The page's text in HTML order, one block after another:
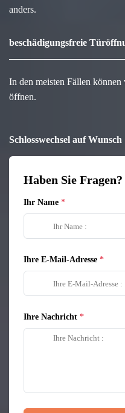
anders.
beschädigungsfreie
In den meisten Fällen können
öffnen.
Schlosswechsel auf Wunsch
Haben Sie
Ihr Name
Ihre E-Mail-Adresse
Ihre Nachricht